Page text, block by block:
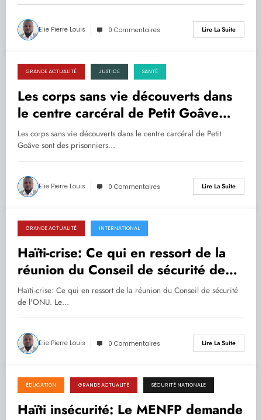
Elie Pierre Louis 0 Commentaires Lire La Suite
28.09.2022
GRANDE ACTUALITÉ JUSTICE SANTÉ
Les corps sans vie découverts dans
le centre carcéral de Petit Goâve
sont des prisonniers qui meurent de
faim.
Les corps sans vie découverts dans le centre carcéral de Petit
Goâve sont des prisonniers…
Elie Pierre Louis 0 Commentaires Lire La Suite
27.09.2022
GRANDE ACTUALITÉ INTERNATIONAL
Haïti-crise: Ce qui en ressort de la
réunion du Conseil de sécurité de
l’ONU.
Haïti-crise: Ce qui en ressort de la réunion du Conseil de sécurité
de l'ONU. Le…
Elie Pierre Louis 0 Commentaires Lire La Suite
27.09.2022
ÉDUCATION GRANDE ACTUALITÉ SÉCURITÉ NATIONALE
Haïti insécurité: Le MENFP demande